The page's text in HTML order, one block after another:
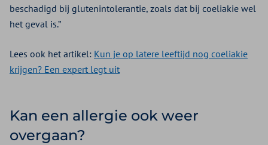
beschadigd bij glutenintolerantie, zoals dat bij coeliakie wel
het geval is.”
Lees ook het artikel: Kun je op latere leeftijd nog coeliakie
krijgen? Een expert legt uit
Kan een allergie ook weer
overgaan?